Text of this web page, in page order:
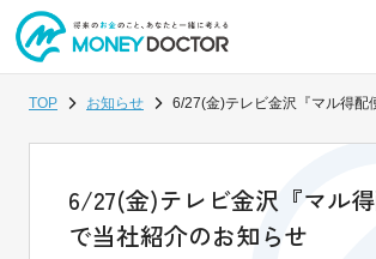
TOP お知らせ 6/27(金)テレビ金沢『マル得配
6/27(金)テレビ金沢『マル得
で当社紹介のお知らせ